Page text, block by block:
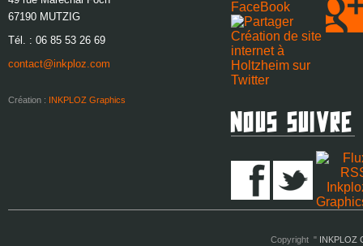
67190 MUTZIG
Tél. : 06 85 53 26 69
contact@inkploz.com
Création : INKPLOZ Graphics
Nous Suivre
Copyright " INKPLOZ